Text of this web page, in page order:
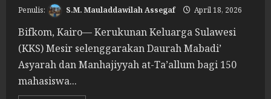
S.M. Mauladdawilah Assegaf April 18, 2026
Bifkom, Kairo— Kerukunan Keluarga Sulawesi
(KKS) Mesir selenggarakan Daurah Mabadi’
Asyarah dan Manhajiyyah at-Ta’allum bagi 150
mahasiswa...